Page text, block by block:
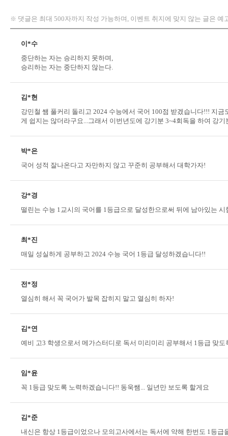
※ 댓글은 최대 500자까지 작성 가능하며, 이벤트 취지에 맞지 않는 글은 예
이*수
중단하는 자는 승리하지 못하며,
승리하는 자는 중단하지 않는다.
김*현
강민철 쌤 풀커리 돌리고 2024 수능에서 국어 100점 받겠습니다!!! 지
게 쉽지는 않더라구요...그래서 이번년도에 강기분 3~4회독을 하여 강
박*은
국어 성적 잘나온다고 자만하지 않고 꾸준히 공부해서 대학가자!
강*경
떨린는 수능 1교시의 국어를 1등급으로 달성한으로써 뒤에 남아있는
최*진
매일 성실하게 공부하고 2024 수능 국어 1등급 달성하겠습니다!!
전*정
열심히 해서 꼭 국어가 발목 잡히지 말고 열심히 하자!
김*연
예비 고3 학생으로서 메가스터디로 독서 미리미리 공부해서 1등급 맞도
임*윤
꼭 1등급 맞도록 노력하겠습니다!! 동욱쌤... 일년만 보도록 할게요
김*준
내신은 항상 1등급이었으나 모의고사에서는 독서에 약해 한번도 1등